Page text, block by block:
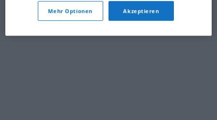
Mehr Optionen Akzeptieren